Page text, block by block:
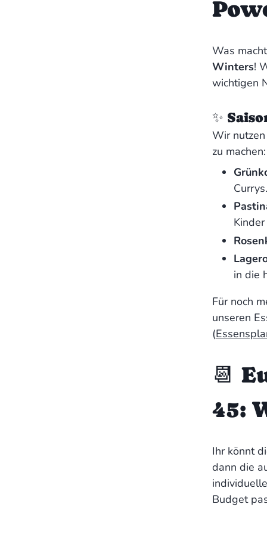
Was
Winters!
wichtigen
✨
Wir
zu machen:
Currys.
in die
Für noch
unseren
(
📆
45:
Ihr könnt
dann die
Budget